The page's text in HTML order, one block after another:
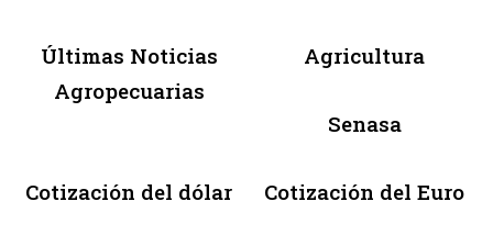
Últimas Noticias
Agropecuarias
Agricultura
Senasa
Cotización del dólar Cotización del Euro